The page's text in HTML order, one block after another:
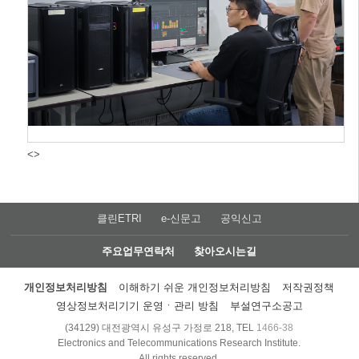
<>
클린ETRI e-신문고 공익신고
주요업무연락처 찾아오시는길
개인정보처리방침 이해하기 쉬운 개인정보처리방침
저작권정책
영상정보처리기기 운영ㆍ관리 방침
부설연구소공고
(34129) 대전광역시 유성구 가정로 218, TEL 1466-38
Electronics and Telecommunications Research Institute.